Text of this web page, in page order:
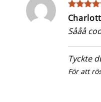
Betygsatt
av 5
Sååå
Tyckte
För att